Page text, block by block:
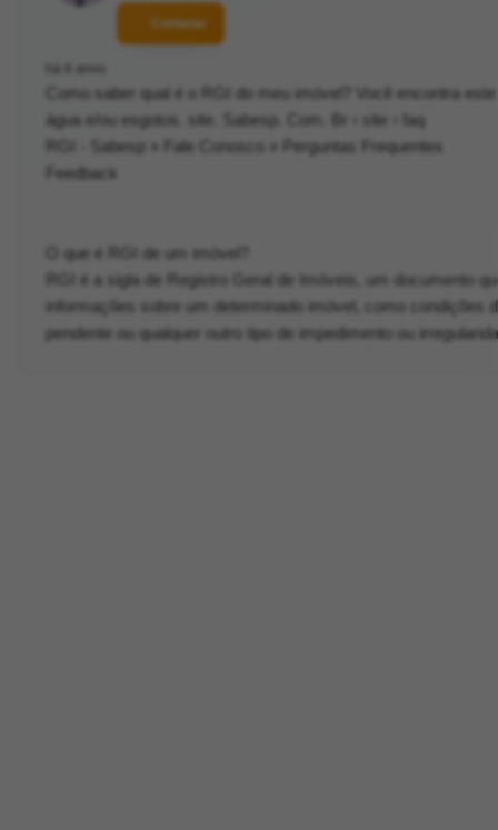
Contatar
há 6 anos
Como saber qual é o RGI do meu imóvel? Você encontra
água e/ou esgotos. site. Sabesp. Com. Br › site › faq
RGI - Sabesp » Fale Conosco » Perguntas Frequentes
Feedback
O que é RGI de um imóvel?
RGI é a sigla de Registro Geral de Imóveis, um documento
informações sobre um determinado imóvel, como condições
pendente ou qualquer outro tipo de impedimento ou